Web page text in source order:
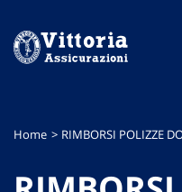
menu
contenuto
footer
Home RIMBORSI POLIZZE